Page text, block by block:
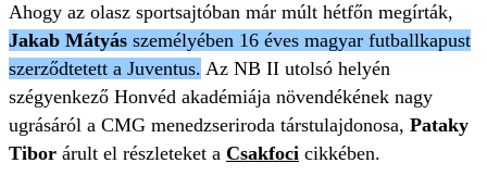
Ahogy az olasz sportsajtóban már múlt hétfőn megírták,
Jakab Mátyás személyében 16 éves magyar futballkapust
szerződtetett a Juventus. Az NB II utolsó helyén
szégyenkező Honvéd akadémiája növendékének nagy
ugrásáról a CMG menedzseriroda társtulajdonosa, Pataky
Tibor árult el részleteket a Csakfoci cikkében.